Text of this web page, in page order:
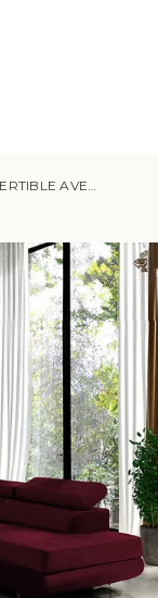
YAHEETECH CANAPÉ-LIT HOUSSE CONVERTIBLE AVEC DOSSIER RÉGLABLE FONCTION DE COUCHAGE CANAPÉ D'ANGLE 3 PLACES EN VELOURS GRIS